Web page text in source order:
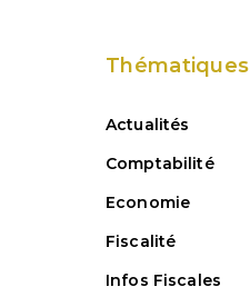
Thématiques
Actualités
Comptabilité
Economie
Fiscalité
Infos Fiscales